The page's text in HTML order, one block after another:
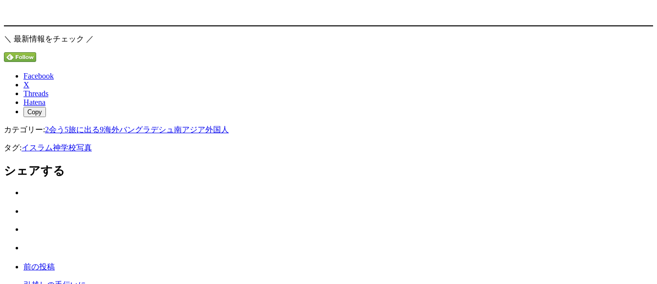
＼ 最新情報をチェック ／
Facebook
X
Threads
Hatena
Copy
カテゴリー:2会う 5旅に出る9海外バングラデシュ 南アジア外国人
タグ:イスラム神学校写真
シェアする
ク
マ
ア
シ
前の投稿